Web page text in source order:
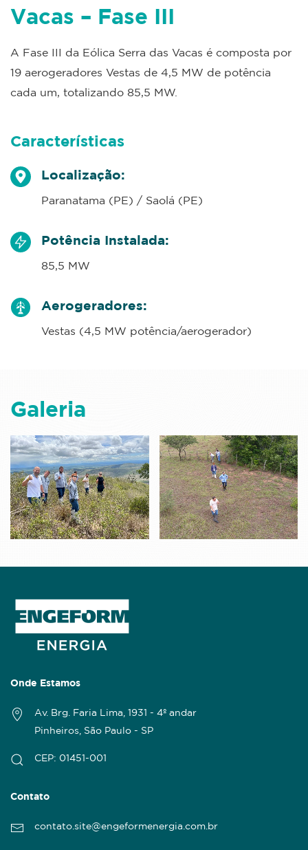
Vacas – Fase III
A Fase III da Eólica Serra das Vacas é composta por
19 aerogeradores Vestas de 4,5 MW de potência
cada um, totalizando 85,5 MW.
Características
Localização:
Paranatama (PE) / Saolá (PE)
Potência Instalada:
85,5 MW
Aerogeradores:
Vestas (4,5 MW potência/aerogerador)
Galeria
Expandir Expandir
Onde Estamos
Av. Brg. Faria Lima, 1931 - 4º andar
Pinheiros, São Paulo - SP
CEP: 01451-001
Contato
contato.site@engeformenergia.com.br